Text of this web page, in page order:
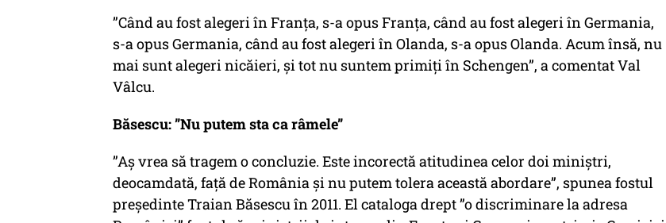
”Când au fost alegeri în Franța, s-a opus Franța, când au fost alegeri în Germania,
s-a opus Germania, când au fost alegeri în Olanda, s-a opus Olanda. Acum însă, nu
mai sunt alegeri nicăieri, și tot nu suntem primiți în Schengen”, a comentat Val
Vâlcu.
Băsescu: ”Nu putem sta ca râmele”
”Aş vrea să tragem o concluzie. Este incorectă atitudinea celor doi miniştri,
deocamdată, faţă de România şi nu putem tolera această abordare”, spunea fostul
președinte Traian Băsescu în 2011. El cataloga drept ”o discriminare la adresa